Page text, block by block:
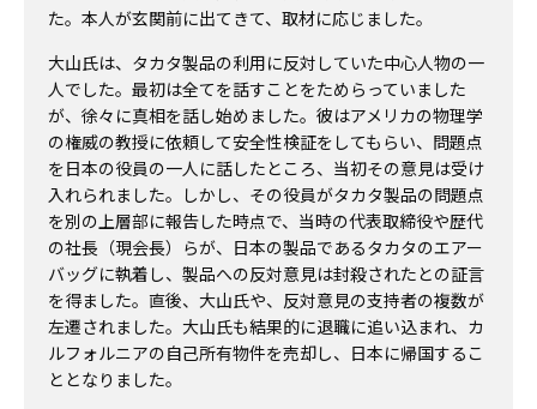
た。本人が玄関前に出てきて、取材に応じました。
大山氏は、タカタ製品の利用に反対していた中心人物の一
人でした。最初は全てを話すことをためらっていました
が、徐々に真相を話し始めました。彼はアメリカの物理学
の権威の教授に依頼して安全性検証をしてもらい、問題点
を日本の役員の一人に話したところ、当初その意見は受け
入れられました。しかし、その役員がタカタ製品の問題点
を別の上層部に報告した時点で、当時の代表取締役や歴代
の社長（現会長）らが、日本の製品であるタカタのエアー
バッグに執着し、製品への反対意見は封殺されたとの証言
を得ました。直後、大山氏や、反対意見の支持者の複数が
左遷されました。大山氏も結果的に退職に追い込まれ、カ
ルフォルニアの自己所有物件を売却し、日本に帰国するこ
ととなりました。